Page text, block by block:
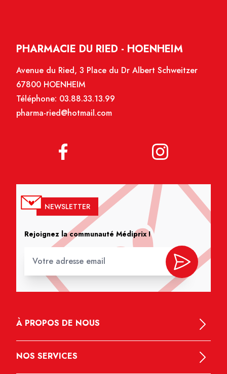
PHARMACIE DU RIED - HOENHEIM
Avenue du Ried, 3 Place du Dr Albert Schweitzer
67800 HOENHEIM
Téléphone: 03.88.33.13.99
pharma-ried@hotmail.com
NEWSLETTER
Rejoignez la communauté Médiprix !
À PROPOS DE NOUS
NOS SERVICES